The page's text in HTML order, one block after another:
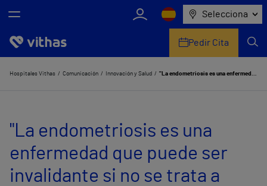
Selecciona
Nosotros
Servicios de salud
Equipo médico y asistencial
Pedir Cita
Hospitales Vithas Comunicación Innovación y Salud "La endometriosis es una enfermedad que puede ser invalidante si no se trata a tiempo y de forma adecuada"
"La endometriosis es una
enfermedad que puede ser
invalidante si no se trata a